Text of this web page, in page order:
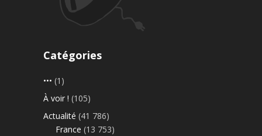
Catégories
••• (1)
À voir ! (105)
Actualité (41 786)
France (13 753)